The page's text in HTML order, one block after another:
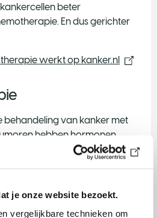
je onze website bezoekt.
vergelijkbare technieken om
beter
En dus gerichter
werkt op kanker.nl
behandeling van kanker met
hebben hormonen
therapie remt of
hormonen. Of ze zorgen dat
de kankercellen minder